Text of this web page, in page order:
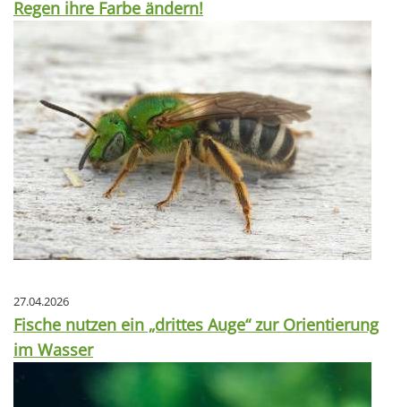
Regen ihre Farbe ändern!
27.04.2026
Fische nutzen ein „drittes Auge“ zur Orientierung
im Wasser